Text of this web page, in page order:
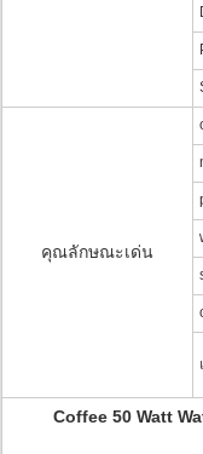
คุณลักษณะเด่น
Coffee 50 Watt